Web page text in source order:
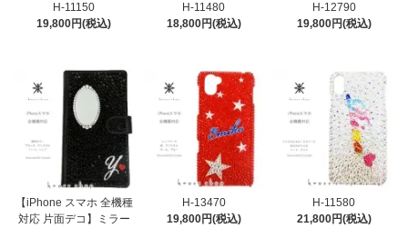
H-11150
19,800円(税込)
H-11480
18,800円(税込)
H-12790
19,800円(税込)
【iPhone スマホ 全機種
対応 片面デコ】ミラー
H-13470
19,800円(税込)
H-11580
21,800円(税込)